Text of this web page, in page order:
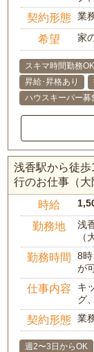
契約形態 業
希望 家
スキマ時間勤務OK
昇給･昇格あり
ハウスキーパー募
浅香駅から徒
行のお仕事（大
時給
勤務地
浅
（
勤務時間
8
が
仕事内容
キ
グ
契約形態 業
週2〜3日からOK